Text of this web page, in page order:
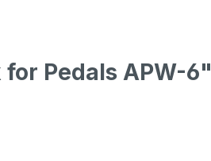
Pedals APW-6"